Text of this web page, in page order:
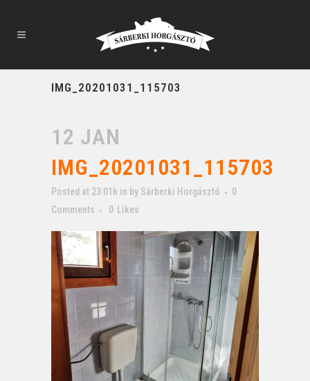
IMG_20201031_115703
12 JAN
IMG_20201031_115703
Posted at 23:01h in by Sárberki Horgásztó
0
Comments
0 Likes